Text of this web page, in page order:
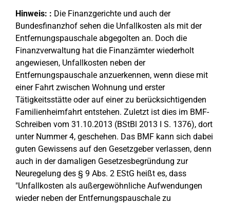
Hinweis: : Die Finanzgerichte und auch der
Bundesfinanzhof sehen die Unfallkosten als mit der
Entfernungspauschale abgegolten an. Doch die
Finanzverwaltung hat die Finanzämter wiederholt
angewiesen, Unfallkosten neben der
Entfernungspauschale anzuerkennen, wenn diese mit
einer Fahrt zwischen Wohnung und erster
Tätigkeitsstätte oder auf einer zu berücksichtigenden
Familienheimfahrt entstehen. Zuletzt ist dies im BMF-
Schreiben vom 31.10.2013 (BStBl 2013 I S. 1376), dort
unter Nummer 4, geschehen. Das BMF kann sich dabei
guten Gewissens auf den Gesetzgeber verlassen, denn
auch in der damaligen Gesetzesbegründung zur
Neuregelung des § 9 Abs. 2 EStG heißt es, dass
"Unfallkosten als außergewöhnliche Aufwendungen
wieder neben der Entfernungspauschale zu